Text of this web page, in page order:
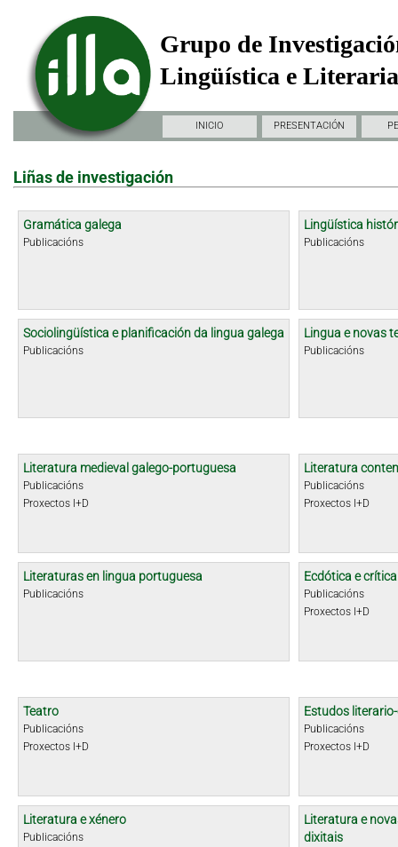
Grupo de
Lingüística e
INICIO PRESENTACIÓN
Liñas de investigación
Gramática galega
Publicacións
Lingüística
Publicacións
Sociolingüística e planificación da lingua galega
Publicacións
Lingua e novas
Publicacións
Literatura medieval galego-portuguesa
Publicacións
Proxectos I+D
Literatura
Publicacións
Proxectos I+D
Literaturas en lingua portuguesa
Publicacións
Ecdótica e
Publicacións
Proxectos I+D
Teatro
Publicacións
Proxectos I+D
Estudos
Publicacións
Proxectos I+D
Literatura e xénero
Publicacións
Literatura e
dixitais